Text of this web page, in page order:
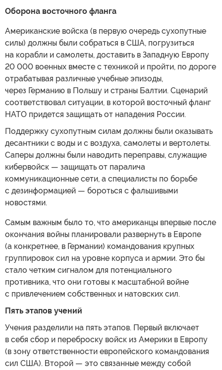
Оборона восточного фланга
Американские войска (в первую очередь сухопутные
силы) должны были собраться в США, погрузиться
на корабли и самолеты, доставить в Западную Европу
20 000 военных вместе с техникой и пройти, по дороге
отрабатывая различные учебные эпизоды,
через Германию в Польшу и страны Балтии. Сценарий
соответствовал ситуации, в которой восточный фланг
НАТО придется защищать от нападения России.
Поддержку сухопутным силам должны были оказывать
десантники с воды и с воздуха, самолеты и вертолеты.
Саперы должны были наводить переправы, служащие
кибервойск — защищать от паралича
коммуникационные сети, а специалисты по борьбе
с дезинформацией — бороться с фальшивыми
новостями.
Самым важным было то, что американцы впервые после
окончания войны планировали развернуть в Европе
(а конкретнее, в Германии) командования крупных
группировок сил на уровне корпуса и армии. Это бы
стало четким сигналом для потенциального
противника, что они готовы к масштабной войне
с привлечением собственных и натовских сил.
Пять этапов учений
Учения разделили на пять этапов. Первый включает
в себя сбор и переброску войск из Америки в Европу
(в зону ответственности европейского командования
сил США). Второй — это связанные между собой